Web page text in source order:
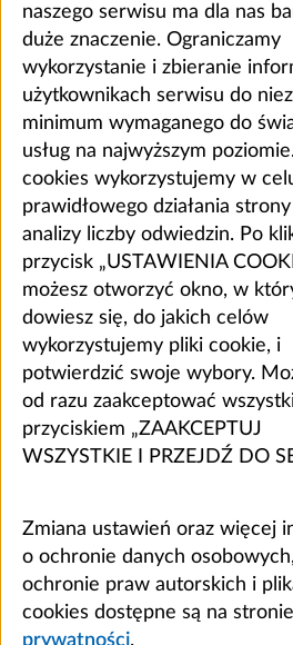
naszego serwisu ma dla nas
duże znaczenie. Ograniczamy
wykorzystanie i zbieranie
użytkownikach serwisu do
minimum wymaganego do
usług na najwyższym
cookies wykorzystujemy w
prawidłowego działania
analizy liczby odwiedzin. Po
przycisk „USTAWIENIA
możesz otworzyć okno, w
dowiesz się, do jakich celów
wykorzystujemy pliki cookie, i
potwierdzić swoje wybory.
od razu zaakceptować
przyciskiem „ZAAKCEPTUJ
WSZYSTKIE I PRZEJDŹ DO
Zmiana ustawień oraz więcej
o ochronie danych osobowych,
ochronie praw autorskich i
cookies dostępne są na stronie
prywatności.